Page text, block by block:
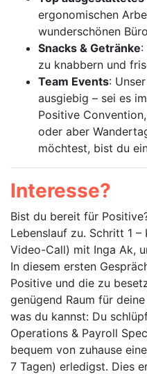
ergonomischen
wunderschönen
Snacks & Getränke:
zu knabbern und
Team Events:
ausgiebig – sei es
Positive
oder aber
möchtest, bist du
Interesse?
Bist du bereit für
Lebenslauf zu. Schritt 1 –
Video-Call) mit Inga Ak,
In diesem ersten
Positive und die zu
genügend Raum für
was du kannst: Du
Operations & Payroll
bequem von zuhause
7 Tagen) erledigst. Dies